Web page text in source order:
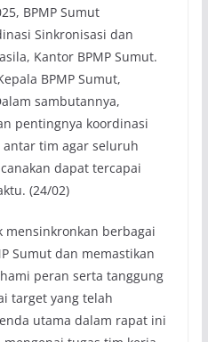
BPMP Sumut
Sinkronisasi dan
Kantor BPMP Sumut.
BPMP Sumut,
sambutannya,
pentingnya koordinasi
tim agar seluruh
dapat tercapai
(24/02)
berbagai
Sumut dan memastikan
peran serta tanggung
target yang telah
utama dalam rapat ini